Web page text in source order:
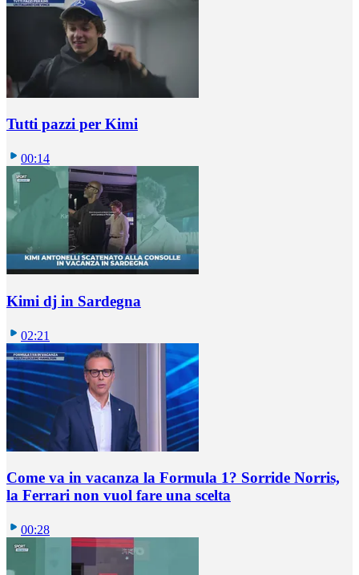
Tutti pazzi per Kimi
00:14
Kimi dj in Sardegna
02:21
Come va in vacanza la Formula 1? Sorride Norris,
la Ferrari non vuol fare una scelta
00:28